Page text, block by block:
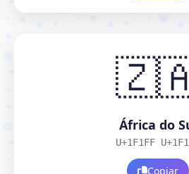
África do
U+1F1FF
Copiar